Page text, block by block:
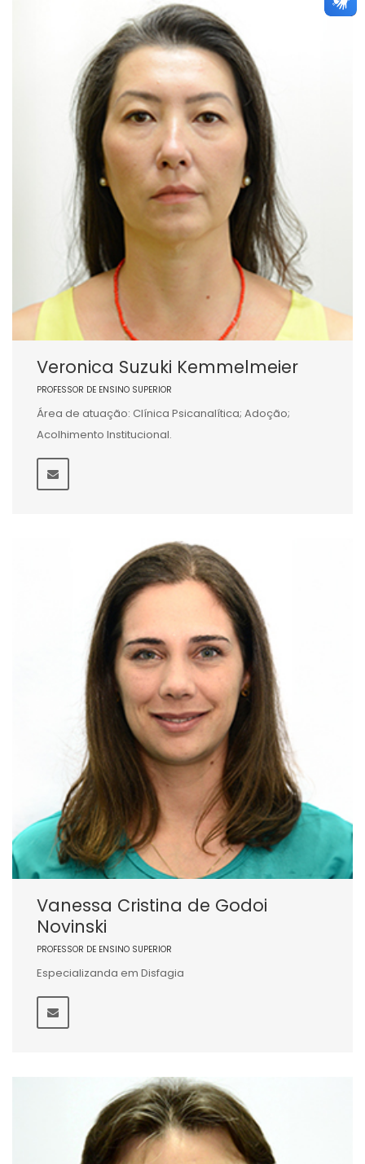
Veronica Suzuki Kemmelmeier
PROFESSOR DE ENSINO SUPERIOR
Área de atuação: Clínica Psicanalítica; Adoção;
Acolhimento Institucional.
Vanessa Cristina de Godoi
Novinski
PROFESSOR DE ENSINO SUPERIOR
Especializanda em Disfagia